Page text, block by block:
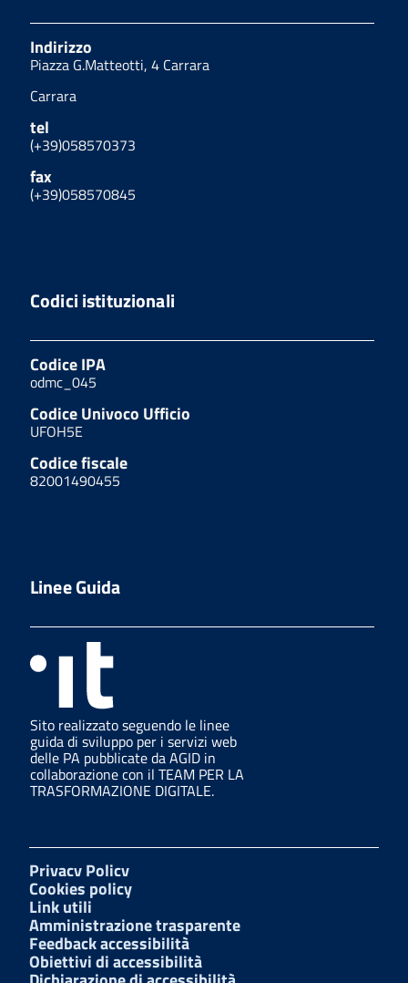
Indirizzo
Piazza G.Matteotti, 4 Carrara
Carrara
tel
(+39)058570373
fax
(+39)058570845
Codici istituzionali
Codice IPA
odmc_045
Codice Univoco Ufficio
UFOH5E
Codice fiscale
82001490455
Linee Guida
Sito realizzato seguendo le linee
guida di sviluppo per i servizi web
delle PA pubblicate da AGID in
collaborazione con il TEAM PER LA
TRASFORMAZIONE DIGITALE.
Privacy Policy
Cookies policy
Link utili
Amministrazione trasparente
Feedback accessibilità
Obiettivi di accessibilità